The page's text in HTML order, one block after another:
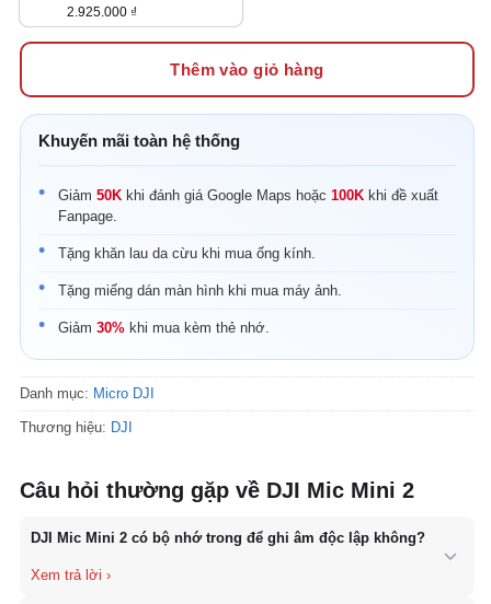
2.925.000 ₫
Thêm vào giỏ hàng
Khuyến mãi toàn hệ thống
Giảm 50K khi đánh giá Google Maps hoặc 100K khi đề xuất
Fanpage.
Tặng khăn lau da cừu khi mua ống kính.
Tặng miếng dán màn hình khi mua máy ảnh.
Giảm 30% khi mua kèm thẻ nhớ.
Danh mục: Micro DJI
Thương hiệu: DJI
Câu hỏi thường gặp về DJI Mic Mini 2
DJI Mic Mini 2 có bộ nhớ trong để ghi âm độc lập không?